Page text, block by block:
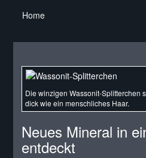
Home
Die winzigen Wassonit-Splitterchen
dick wie ein menschliches Haar.
Neues Mineral in
entdeckt